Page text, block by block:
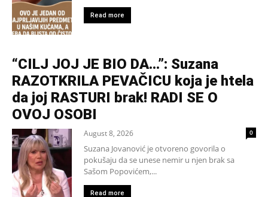
Read more
“CILJ JOJ JE BIO DA…”: Suzana
RAZOTKRILA PEVAČICU koja je htela
da joj RASTURI brak! RADI SE O
OVOJ OSOBI
August 8, 2026 0
Suzana Jovanović je otvoreno govorila o
pokušaju da se unese nemir u njen brak sa
Sašom Popovićem,...
Read more